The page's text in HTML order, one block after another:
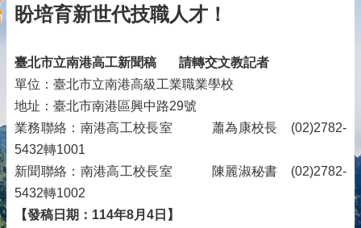
盼培育新世代技職人才！
臺北市立南港高工新聞稿
請轉交文教記者
單位：臺北市立南港高級工業職業學校
地址：臺北市南港區興中路29號
業務聯絡：南港高工校長室 蕭為康校長 (02)2782-
5432轉1001
新聞聯絡：南港高工校長室 陳麗淑秘書 (02)2782-
5432轉1002
【發稿日期：114年8月4日】